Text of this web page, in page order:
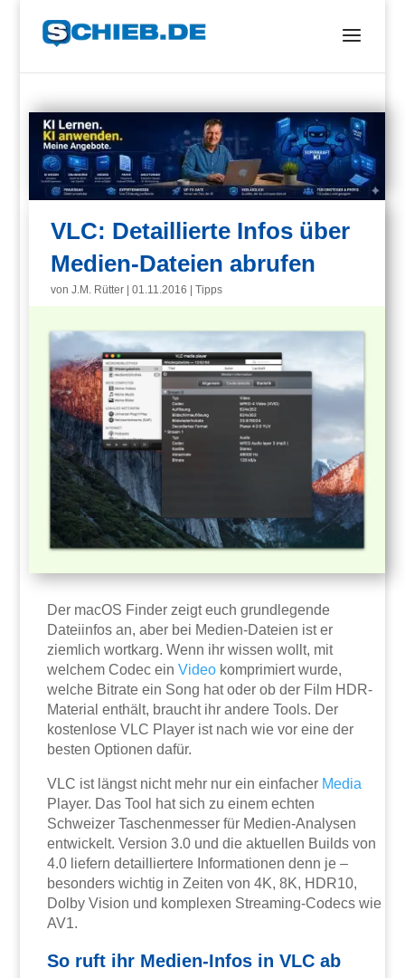
VLC: Detaillierte Infos über
Medien-Dateien abrufen
vonJ.M. Rütter |01.11.2016 |Tipps
Der macOS Finder zeigt euch grundlegende
Dateiinfos an, aber bei Medien-Dateien ist er
ziemlich wortkarg. Wenn ihr wissen wollt, mit
welchem Codec einVideo komprimiert wurde,
welche Bitrate ein Song hat oder ob der Film HDR-
Material enthält, braucht ihr andere Tools. Der
kostenlose VLC Player ist nach wie vor eine der
besten Optionen dafür.
VLC ist längst nicht mehr nur ein einfacher Media
Player. Das Tool hat sich zu einem echten
Schweizer Taschenmesser für Medien-Analysen
entwickelt. Version 3.0 und die aktuellen Builds von
4.0 liefern detailliertere Informationen denn je –
besonders wichtig in Zeiten von 4K, 8K, HDR10,
Dolby Vision und komplexen Streaming-Codecs wie
AV1.
So ruft ihr Medien-Infos in VLC ab